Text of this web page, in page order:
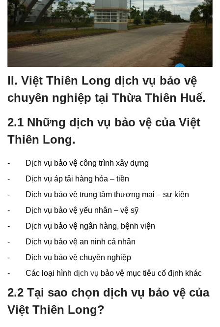
II. Việt Thiên Long dịch vụ bảo vệ
chuyên nghiệp tại Thừa Thiên Huế.
2.1 Những dịch vụ bảo vệ của Việt
Thiên Long.
- Dịch vụ bảo vệ công trình xây dựng
- Dịch vụ áp tải hàng hóa – tiền
- Dịch vụ bảo vệ trung tâm thương mại – sự kiện
- Dịch vụ bảo vệ yếu nhân – vệ sỹ
- Dịch vụ bảo vệ ngân hàng, bệnh viện
- Dịch vụ bảo vệ an ninh cá nhân
- Dịch vụ bảo vệ chuyên nghiệp
- Các loại hình dịch vụ bảo vệ mục tiêu cố định khác
2.2 Tại sao chọn dịch vụ bảo vệ của
Việt Thiên Long?